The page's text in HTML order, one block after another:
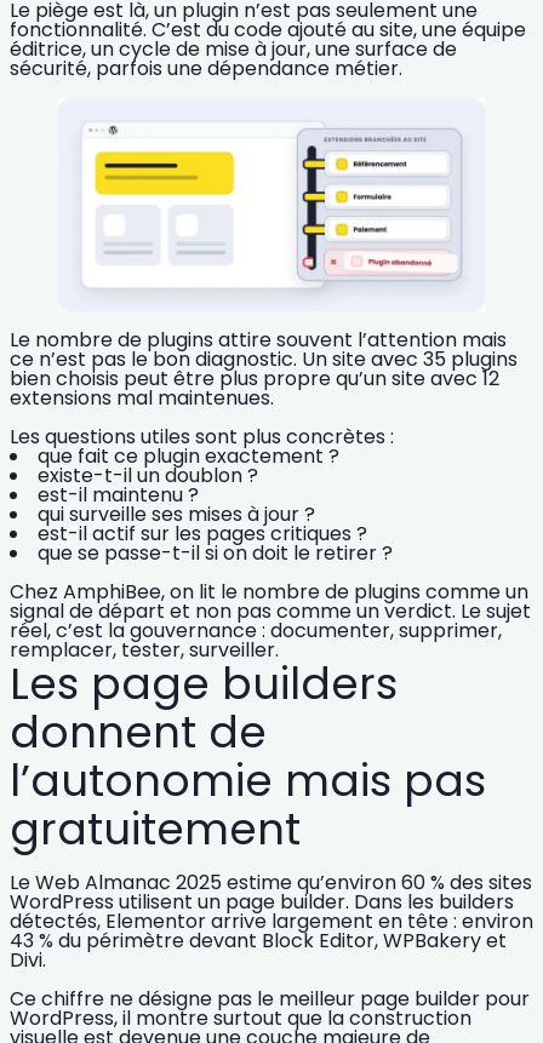
Le piège est là, un plugin n’est pas seulement une
fonctionnalité. C’est du code ajouté au site, une équipe
éditrice, un cycle de mise à jour, une surface de
sécurité, parfois une dépendance métier.
Le nombre de plugins attire souvent l’attention mais
ce n’est pas le bon diagnostic. Un site avec 35 plugins
bien choisis peut être plus propre qu’un site avec 12
extensions mal maintenues.
Les questions utiles sont plus concrètes :
que fait ce plugin exactement ?
existe-t-il un doublon ?
est-il maintenu ?
qui surveille ses mises à jour ?
est-il actif sur les pages critiques ?
que se passe-t-il si on doit le retirer ?
Chez AmphiBee, on lit le nombre de plugins comme un
signal de départ et non pas comme un verdict. Le sujet
réel, c’est la gouvernance : documenter, supprimer,
remplacer, tester, surveiller.
Les page builders
donnent de
l’autonomie mais pas
gratuitement
Le Web Almanac 2025 estime qu’environ60 % des sites
WordPress utilisent un page builder. Dans les builders
détectés, Elementor arrive largement en tête : environ
43 % du périmètre devant Block Editor, WPBakery et
Divi.
Ce chiffre ne désigne pas le meilleur page builder pour
WordPress, il montre surtout que la construction
visuelle est devenue une couche majeure de